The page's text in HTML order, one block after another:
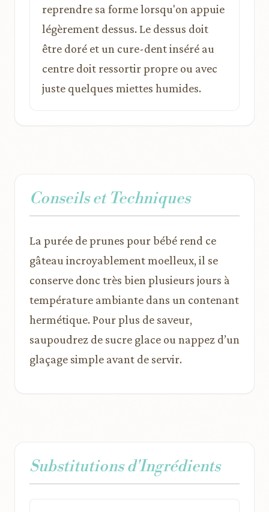
reprendre sa forme lorsqu'on appuie
légèrement dessus. Le dessus doit
être doré et un cure-dent inséré au
centre doit ressortir propre ou avec
juste quelques miettes humides.
Conseils et Techniques
La purée de prunes pour bébé rend ce
gâteau incroyablement moelleux, il se
conserve donc très bien plusieurs jours à
température ambiante dans un contenant
hermétique. Pour plus de saveur,
saupoudrez de sucre glace ou nappez d’un
glaçage simple avant de servir.
Substitutions d'Ingrédients